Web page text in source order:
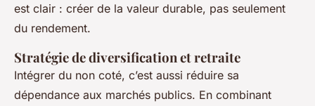
est clair : créer de la valeur durable, pas seulement
du rendement.
Stratégie de diversification et retraite
Intégrer du non coté, c’est aussi réduire sa
dépendance aux marchés publics. En combinant